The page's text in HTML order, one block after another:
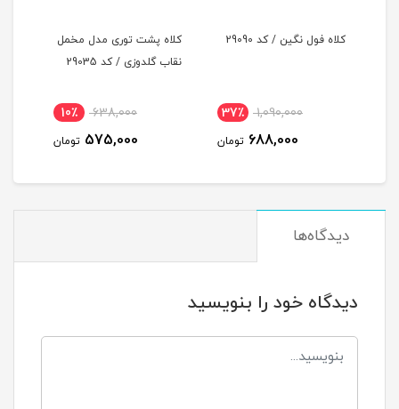
کلاه فول نگین / کد 29090
1,090,000 37٪
688,000 تومان
کلاه پشت توری مدل مخمل
نقاب گلدوزی / کد 29035
638,000 10٪
575,000 تومان
دیدگاه‌ها
دیدگاه خود را بنویسید